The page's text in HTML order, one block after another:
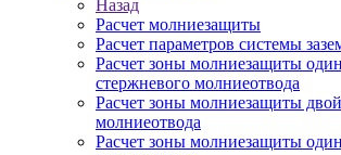
Назад
Расчет молниезащиты
Расчет параметров системы
Расчет зоны молниезащиты
стержневого молниеотвода
Расчет зоны молниезащиты
молниеотвода
Расчет зоны молниезащиты